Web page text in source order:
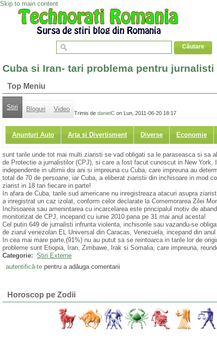
Skip to main content
Cuba si Iran- tari problema pentru jurnalisti
Top Meniu
Stiri Bloguri Video
Anunturi Auto Arta si Divertisment Diverse Economie
Trimis de danielC on Lun, 2011-06-20 18:17
sunt tarile unde tot mai multi ziaristi se vad obligati sa le paraseasca si sa
de Protectie a jurnalistilor (CPJ), si care a fost facut cunoscut in New
independente in ultimii doi ani si impreuna cu Cuba, care impreuna au
total de 70 de persoane, iar Cuba, a eliberat ziaristii din inchisoare in mod
ziarist in 18 tari fiecare in parte!
In afara de Cuba, tarile sud americane nu inregistreaza atacuri asupra
a inregistrat un caz izolat, conform celor declarate la Comemorarea Zilei
Inchisoarea sau amenintarea cu incarcelarea este principalul motiv de
monitorizat de CPJ, incepand cu iunie 2010 pana pe 31 mai anul acesta!
Cel putin 649 de jurnalisti infrunta violenta, inchisorile sau vazandu-se
de ziarul venezolan EL Universal din Caracas, Venezuela, incepand din
In cea mai mare parte,(91%) nu au putut sa se reintoarca in tarile lor de
probleme sunt Etiopia, Iran, Zimbawe, Irak si Somalia, care impreuna,
Categorie: Stiri Externe
autentifică-tepentru a adăuga comentarii
Horoscop pe Zodii